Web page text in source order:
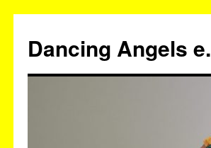
springen
Dancing Angels